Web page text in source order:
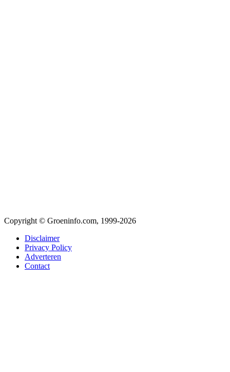
Copyright © Groeninfo.com, 1999-2026
Disclaimer
Privacy Policy
Adverteren
Contact